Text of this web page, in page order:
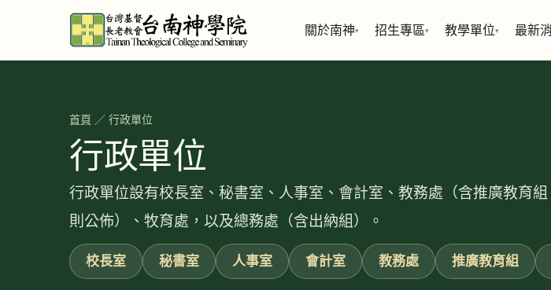
關於南神▾ 招生專區▾ 教學單位▾ 最新
首頁 ／ 行政單位
行政單位
行政單位設有校長室、秘書室、人事室、會計室、教務處（含推廣教育組
則公佈）、牧育處，以及總務處（含出納組）。
校長室 秘書室 人事室 會計室 教務處 推廣教育組